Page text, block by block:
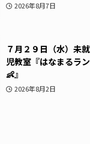
2026年8月7日
７月２９日（水）未
児教室『はなまるラ
👶』
2026年8月2日